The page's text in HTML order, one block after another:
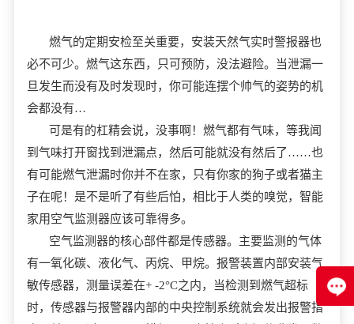
燃气的定期安检至关重要，安装天然气实时警报器也
必不可少。燃气这东西，只可预防，没法避险。当泄漏一
旦发生而没有及时发现时，你可能连摆个帅气的姿势的机
会都没有…
可是有的杠精会说，没事啊！燃气都有气味，等我闻
到气味打开窗找到泄漏点，然后可能就没有然后了……也
有可能燃气泄漏时你并不在家，只有你家的狗子或者猫主
子在呢！是不是听了有些后怕，相比于人类的嗅觉，智能
家用空气监测器应该可靠得多。
空气监测器的核心部件都是传感器。主要监测的气体
有一氧化碳、液化气、丙烷、甲烷。报警装置内部安装气
敏传感器，测量误差在+ -2°C之内，当检测到燃气超标
时，传感器与报警器内部的中央控制系统就会发出报警指